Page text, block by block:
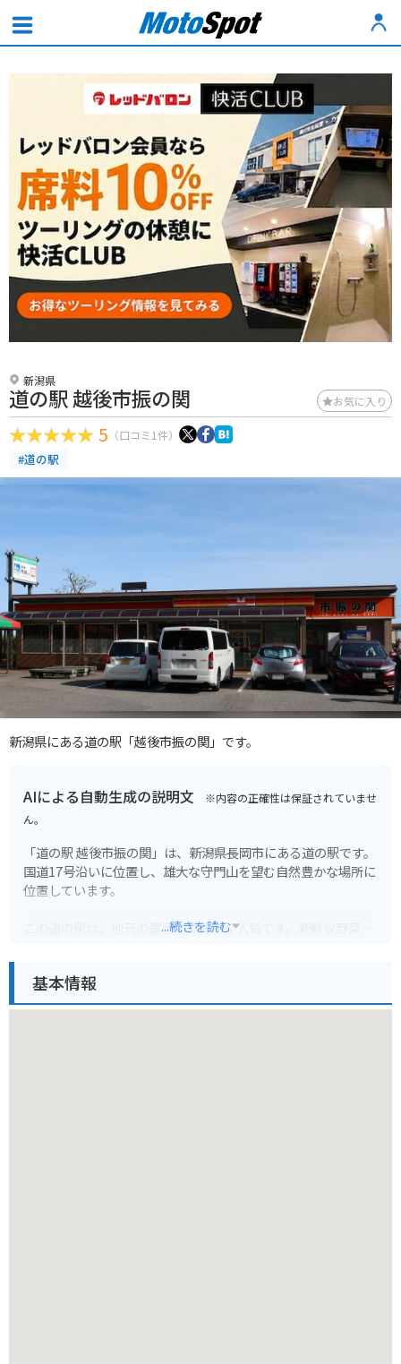
新潟県
道の駅 越後市振の関 お気に入り
5 （口コミ1件）
#道の駅
新潟県にある道の駅「越後市振の関」です。
AIによる自動生成の説明文 ※内容の正確性は保証されていませ
ん。
「道の駅 越後市振の関」は、新潟県長岡市にある道の駅です。
国道17号沿いに位置し、雄大な守門山を望む自然豊かな場所に
位置しています。
この道の駅は、地元の農産物直売所が人気です。新鮮な野菜や
また、併設されているレストラン「自然食Buffet うららの森」
...続きを読む
基本情報